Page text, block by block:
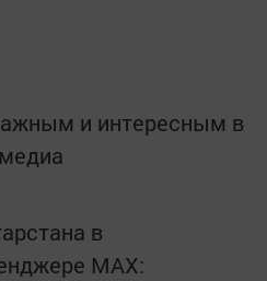
и интересным в
в
MАХ: